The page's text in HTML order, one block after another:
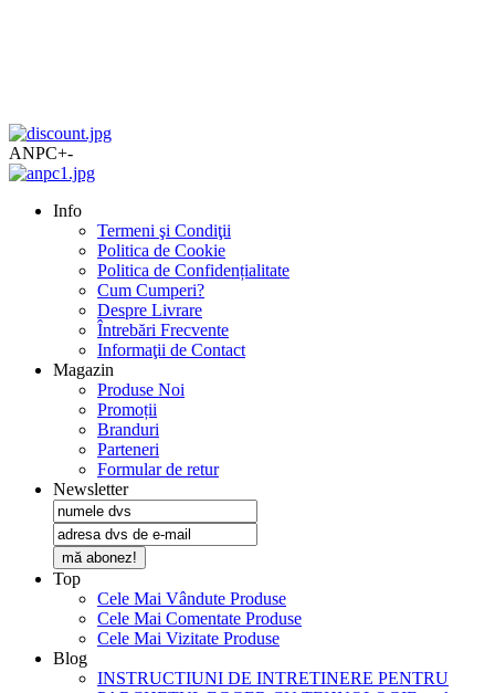
ANPC+-
Info
Termeni şi Condiţii
Politica de Cookie
Politica de Confidențialitate
Cum Cumperi?
Despre Livrare
Întrebări Frecvente
Informaţii de Contact
Magazin
Produse Noi
Promoții
Branduri
Parteneri
Formular de retur
Newsletter
mă abonez!
Top
Cele Mai Vândute Produse
Cele Mai Comentate Produse
Cele Mai Vizitate Produse
Blog
INSTRUCTIUNI DE INTRETINERE PENTRU